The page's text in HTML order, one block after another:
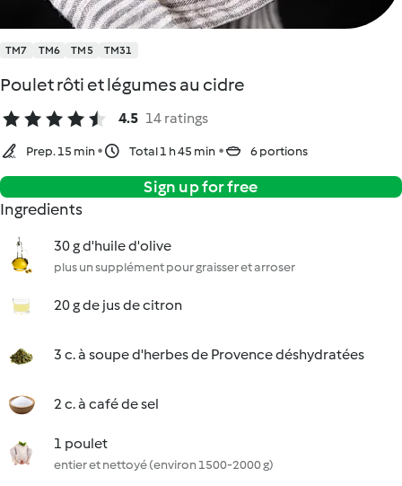
TM7 TM6 TM5 TM31
Poulet rôti et légumes au cidre
4.5 14 ratings
Prep. 15 min Total 1 h 45 min 6 portions
Sign up for free
Ingredients
30 g d'huile d'olive
plus un supplément pour graisser et arroser
20 g de jus de citron
3 c. à soupe d'herbes de Provence déshydratées
2 c. à café de sel
1 poulet
entier et nettoyé (environ 1500-2000 g)